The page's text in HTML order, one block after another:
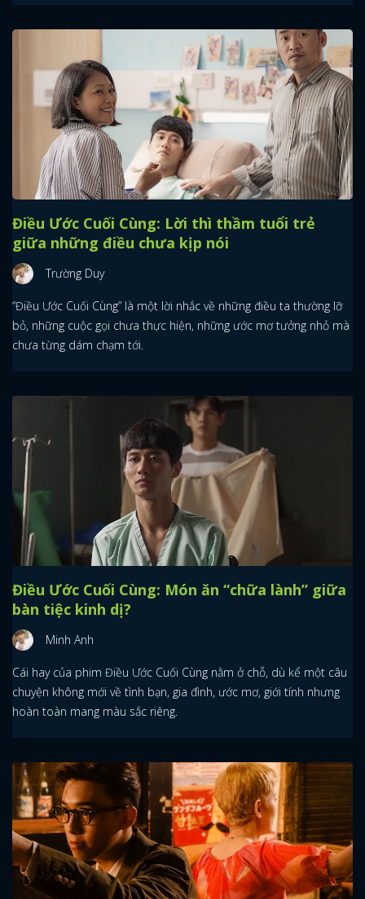
Điều Ước Cuối Cùng: Lời thì thầm tuổi trẻ
giữa những điều chưa kịp nói
Trường Duy
“Điều Ước Cuối Cùng” là một lời nhắc về những điều ta thường lỡ
bỏ, những cuộc gọi chưa thực hiện, những ước mơ tưởng nhỏ mà
chưa từng dám chạm tới.
Điều Ước Cuối Cùng: Món ăn “chữa lành” giữa
bàn tiệc kinh dị?
Minh Anh
Cái hay của phim Điều Ước Cuối Cùng nằm ở chỗ, dù kể một câu
chuyện không mới về tình bạn, gia đình, ước mơ, giới tính nhưng
hoàn toàn mang màu sắc riêng.